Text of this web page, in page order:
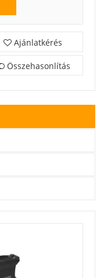
Ajánlatkérés
Összehasonlítás